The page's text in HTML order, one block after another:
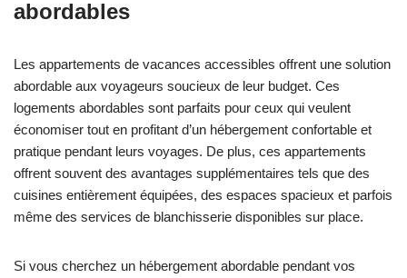
abordables
Les appartements de vacances accessibles offrent une solution
abordable aux voyageurs soucieux de leur budget. Ces
logements abordables sont parfaits pour ceux qui veulent
économiser tout en profitant d’un hébergement confortable et
pratique pendant leurs voyages. De plus, ces appartements
offrent souvent des avantages supplémentaires tels que des
cuisines entièrement équipées, des espaces spacieux et parfois
même des services de blanchisserie disponibles sur place.
Si vous cherchez un hébergement abordable pendant vos